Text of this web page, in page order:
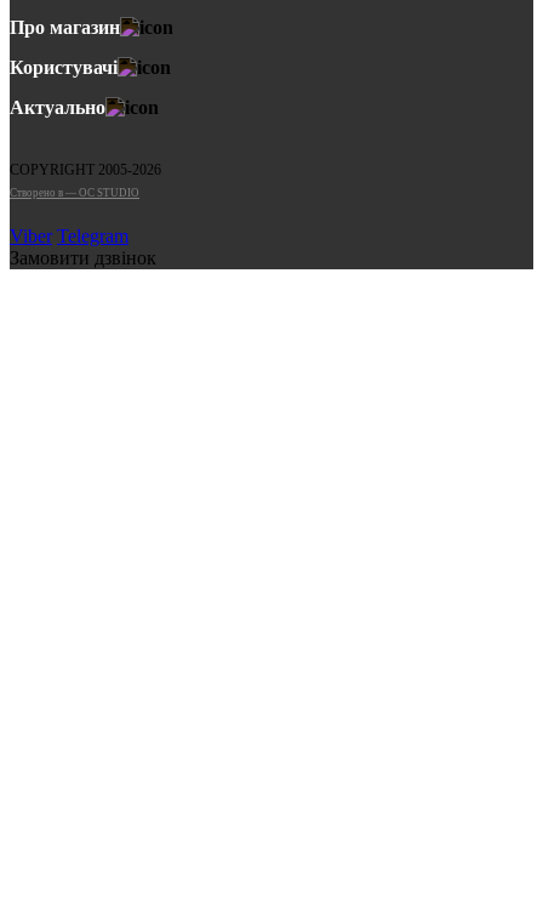
Про магазин
Користувачі
Актуально
COPYRIGHT 2005-2026
Cтворено в — OC STUDIO
Viber Telegram
Замовити дзвінок